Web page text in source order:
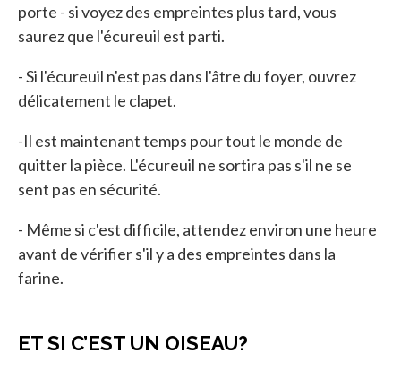
porte - si voyez des empreintes plus tard, vous
saurez que l'écureuil est parti.
- Si l'écureuil n'est pas dans l'âtre du foyer, ouvrez
délicatement le clapet.
-Il est maintenant temps pour tout le monde de
quitter la pièce. L'écureuil ne sortira pas s'il ne se
sent pas en sécurité.
- Même si c'est difficile, attendez environ une heure
avant de vérifier s'il y a des empreintes dans la
farine.
ET SI C’EST UN OISEAU?